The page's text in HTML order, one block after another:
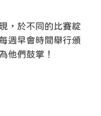
，於不同的比賽綻
週早會時間舉行頒
他們鼓掌！